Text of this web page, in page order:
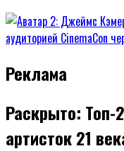
Реклама
Раскрыто:
артисток 21